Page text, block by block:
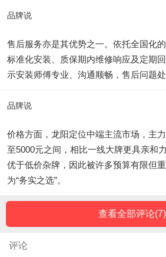
品牌说
售后服务亦是其优势之一。依托全国化
标准化安装、质保期内维修响应及定期
示安装师傅专业、沟通顺畅，售后问题处
品牌说
价格方面，龙阳定位中端主流市场，主
至5000元之间，相比一线大牌更具亲和
优于低价杂牌，因此被许多预算有限但
为“务实之选”。
查看全部评论(7)